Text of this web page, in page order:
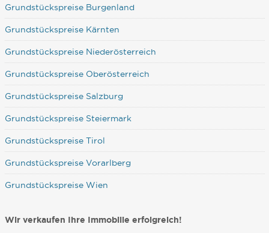
Grundstückspreise Burgenland
Grundstückspreise Kärnten
Grundstückspreise Niederösterreich
Grundstückspreise Oberösterreich
Grundstückspreise Salzburg
Grundstückspreise Steiermark
Grundstückspreise Tirol
Grundstückspreise Vorarlberg
Grundstückspreise Wien
Wir verkaufen Ihre Immobilie erfolgreich!